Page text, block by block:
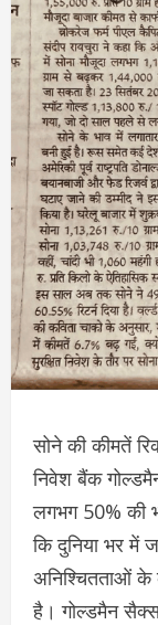
सोने की कीमतें
निवेश बैंक
लगभग 50% की
कि दुनिया भर में
अनिश्चितताओं के
है। गोल्डमैन सैक्स